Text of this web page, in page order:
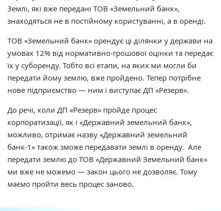
Землі, які вже передані ТОВ «Земельний банк»,
знаходяться не в постійному користуванні, а в оренді.
ТОВ «Земельний банк» орендує ці ділянки у держави на
умовах 12% від нормативно-грошової оцінки та передає
їх у суборенду. Тобто всі етапи, на яких ми могли би
передати йому землю, вже пройдено. Тепер потрібне
нове підприємство — ним і виступає ДП «Резерв».
До речі, коли ДП «Резерв» пройде процес
корпоратизації, як і «Державний земельний банк»,
можливо, отримає назву «Державний земельний
банк-1» також зможе передавати землі в оренду. Але
передати землю до ТОВ «Державний Земельний банк»
ми вже не можемо — закон цього не дозволяє. Тому
маємо пройти весь процес заново.